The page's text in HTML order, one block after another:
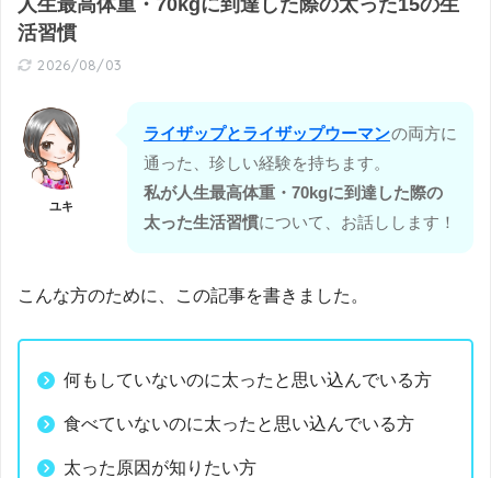
人生最高体重・70kgに到達した際の太った15の生
活習慣
2026/08/03
ユキ
ライザップとライザップウーマンの両方に
通った、珍しい経験を持ちます。
私が人生最高体重・70kgに到達した際の
太った生活習慣について、お話しします！
こんな方のために、この記事を書きました。
何もしていないのに太ったと思い込んでいる方
食べていないのに太ったと思い込んでいる方
太った原因が知りたい方